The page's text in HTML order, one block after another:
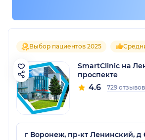
Выбор пациентов 2025
SmartClinic на
проспекте
4.6 729 отзывов
г Воронеж, пр-кт Ленинский, д